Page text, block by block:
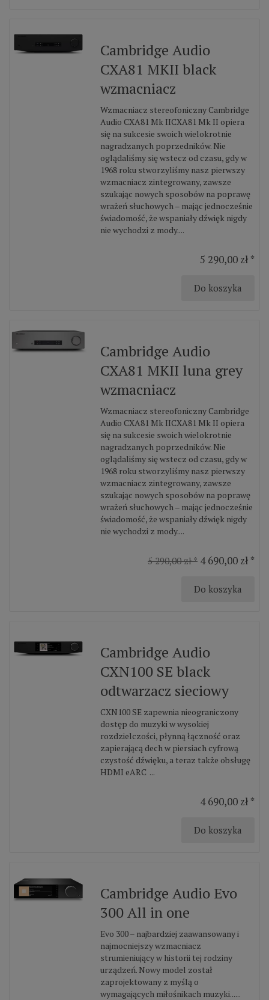
Cambridge Audio
CXA81 MKII black
wzmacniacz
Wzmacniacz stereofoniczny Cambridge
Audio CXA81 Mk IICXA81 Mk II opiera
się na sukcesie swoich wielokrotnie
nagradzanych poprzedników. Nie
oglądaliśmy się wstecz od czasu, gdy w
1968 roku stworzyliśmy nasz pierwszy
wzmacniacz zintegrowany, zawsze
szukając nowych sposobów na poprawę
wrażeń słuchowych – mając jednocześnie
świadomość, że wspaniały dźwięk nigdy
nie wychodzi z mody....
5 290,00 zł *
Do koszyka
Cambridge Audio
CXA81 MKII luna grey
wzmacniacz
Wzmacniacz stereofoniczny Cambridge
Audio CXA81 Mk IICXA81 Mk II opiera
się na sukcesie swoich wielokrotnie
nagradzanych poprzedników. Nie
oglądaliśmy się wstecz od czasu, gdy w
1968 roku stworzyliśmy nasz pierwszy
wzmacniacz zintegrowany, zawsze
szukając nowych sposobów na poprawę
wrażeń słuchowych – mając jednocześnie
świadomość, że wspaniały dźwięk nigdy
nie wychodzi z mody....
5 290,00 zł * 4 690,00 zł *
Do koszyka
Cambridge Audio
CXN100 SE black
odtwarzacz sieciowy
CXN100 SE zapewnia nieograniczony
dostęp do muzyki w wysokiej
rozdzielczości, płynną łączność oraz
zapierającą dech w piersiach cyfrową
czystość dźwięku, a teraz także obsługę
HDMI eARC ...
4 690,00 zł *
Do koszyka
Cambridge Audio Evo
300 All in one
Evo 300 – najbardziej zaawansowany i
najmocniejszy wzmacniacz
strumieniujący w historii tej rodziny
urządzeń. Nowy model został
zaprojektowany z myślą o
wymagających miłośnikach muzyki......